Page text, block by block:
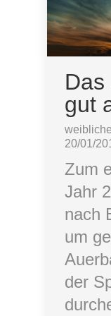
gut
20/01/
Zum
Jahr
nach
um
der